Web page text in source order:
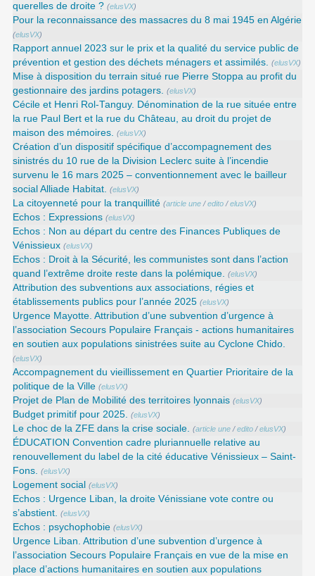
querelles de droite ? (elusVX)
Pour la reconnaissance des massacres du 8 mai 1945 en Algérie
(elusVX)
Rapport annuel 2023 sur le prix et la qualité du service public de
prévention et gestion des déchets ménagers et assimilés. (elusVX)
Mise à disposition du terrain situé rue Pierre Stoppa au profit du
gestionnaire des jardins potagers. (elusVX)
Cécile et Henri Rol-Tanguy. Dénomination de la rue située entre
la rue Paul Bert et la rue du Château, au droit du projet de
maison des mémoires. (elusVX)
Création d’un dispositif spécifique d’accompagnement des
sinistrés du 10 rue de la Division Leclerc suite à l’incendie
survenu le 16 mars 2025 – conventionnement avec le bailleur
social Alliade Habitat. (elusVX)
La citoyenneté pour la tranquillité (article une /edito /elusVX)
Echos : Expressions (elusVX)
Echos : Non au départ du centre des Finances Publiques de
Vénissieux (elusVX)
Echos : Droit à la Sécurité, les communistes sont dans l’action
quand l’extrême droite reste dans la polémique. (elusVX)
Attribution des subventions aux associations, régies et
établissements publics pour l’année 2025 (elusVX)
Urgence Mayotte. Attribution d’une subvention d’urgence à
l’association Secours Populaire Français - actions humanitaires
en soutien aux populations sinistrées suite au Cyclone Chido.
(elusVX)
Accompagnement du vieillissement en Quartier Prioritaire de la
politique de la Ville (elusVX)
Projet de Plan de Mobilité des territoires lyonnais (elusVX)
Budget primitif pour 2025. (elusVX)
Le choc de la ZFE dans la crise sociale. (article une /edito /elusVX)
ÉDUCATION Convention cadre pluriannuelle relative au
renouvellement du label de la cité éducative Vénissieux – Saint-
Fons. (elusVX)
Logement social (elusVX)
Echos : Urgence Liban, la droite Vénissiane vote contre ou
s’abstient. (elusVX)
Echos : psychophobie (elusVX)
Urgence Liban. Attribution d’une subvention d’urgence à
l’association Secours Populaire Français en vue de la mise en
place d’actions humanitaires en soutien aux populations